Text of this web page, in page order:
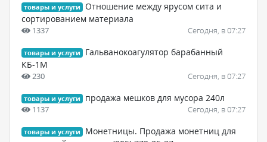
товары и услуги
Отношение между ярусом сита и
сортированием материала
1337 Сегодня, в 07:27
товары и услуги
Гальванокоагулятор барабанный
КБ-1М
230 Сегодня, в 07:27
товары и услуги продажа мешков для мусора 240л
1137 Сегодня, в 07:27
товары и услуги
Монетницы. Продажа монетниц для